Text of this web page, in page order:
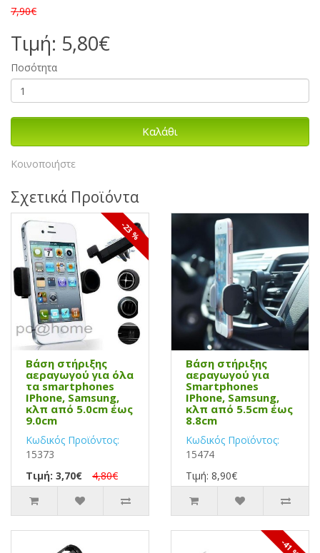
7,90€
Τιμή: 5,80€
Ποσότητα
Καλάθι
Κοινοποιήστε
Σχετικά Προϊόντα
-23 %
Βάση στήριξης
αεραγωγού για όλα
τα smartphones
IPhone, Samsung,
κλπ από 5.0cm έως
9.0cm
Κωδικός Προϊόντος:
15373
Τιμή: 3,70€
4,80€
Βάση στήριξης
αεραγωγού για
Smartphones
IPhone, Samsung,
κλπ από 5.5cm έως
8.8cm
Κωδικός Προϊόντος:
15474
Τιμή: 8,90€